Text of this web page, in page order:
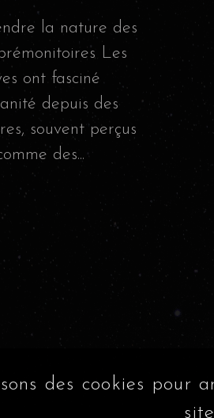
la nature des
Les
ont fasciné
depuis des
souvent perçus
des...
des cookies pour